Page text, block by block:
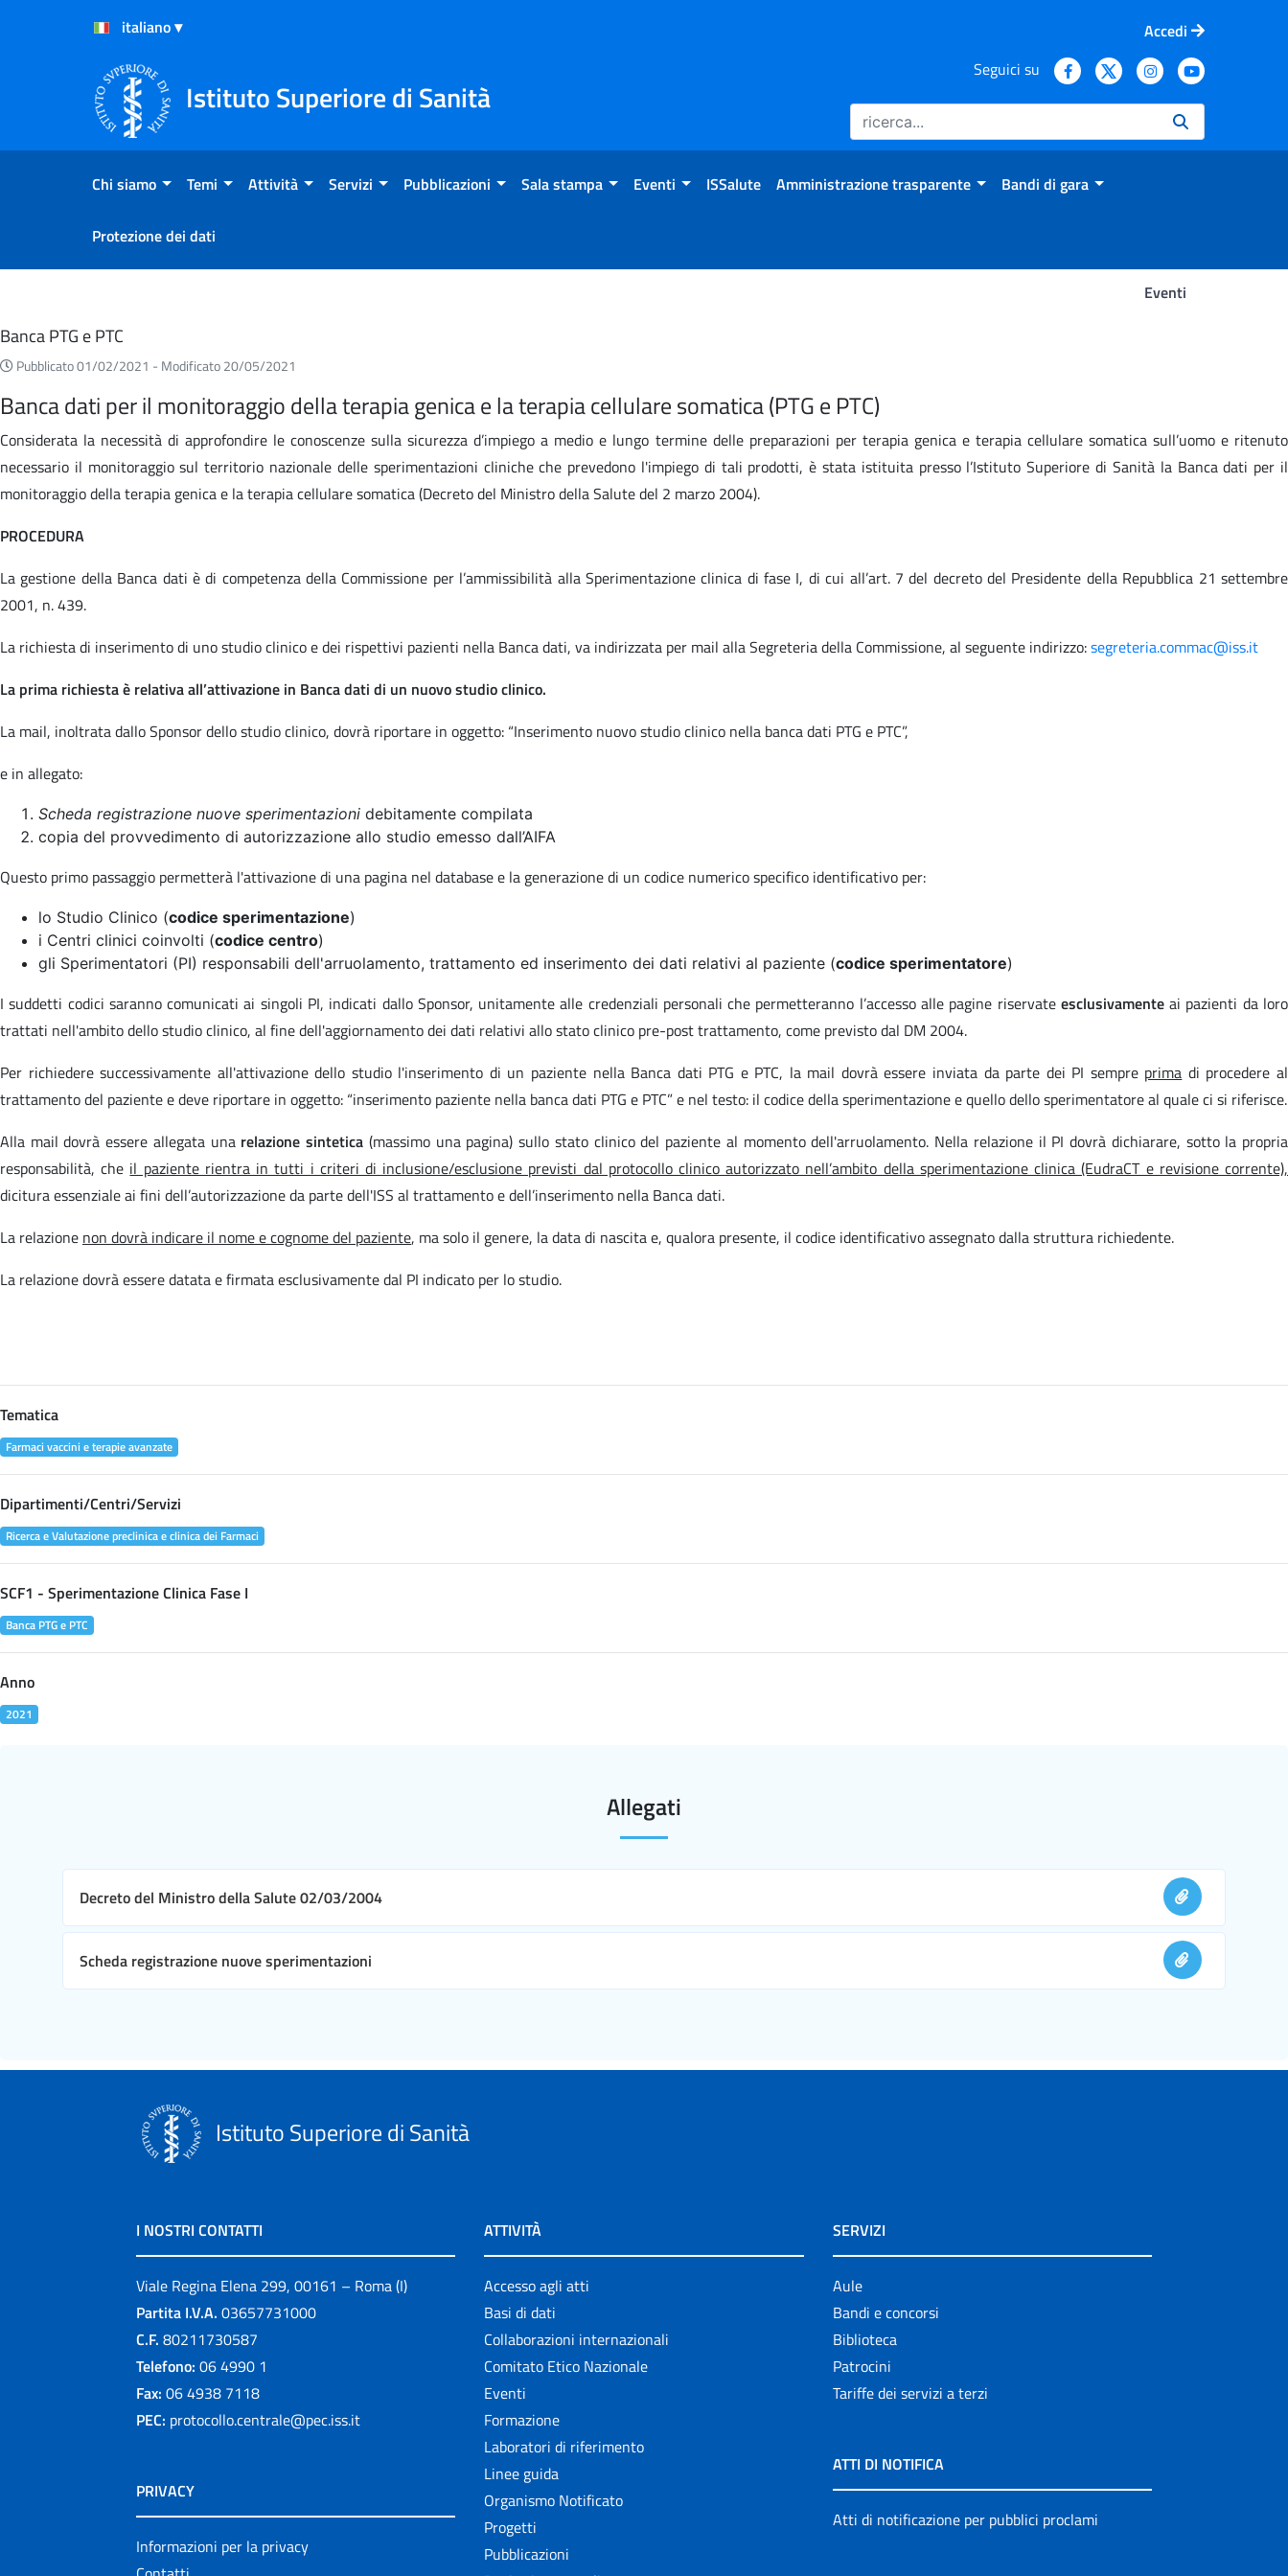
Salta al Contenuto
Salta al Footer
Accedi
Istituto Superiore di Sanità
Seguici su
Chi siamo Temi Attività Servizi Pubblicazioni Sala stampa Eventi ISSalute Amministrazione trasparente Bandi di gara
Protezione dei dati
Eventi
Eventi
Banca PTG e PTC
Pubblicato 01/02/2021 - Modificato 20/05/2021
Banca dati per il monitoraggio della terapia genica e la terapia cellulare somatica (PTG e PTC)
Considerata la necessità di approfondire le conoscenze sulla sicurezza d’impiego a medio e lungo termine delle preparazioni per terapia genica e terapia cellulare somatica sull’uomo e ritenuto
necessario il monitoraggio sul territorio nazionale delle sperimentazioni cliniche che prevedono l'impiego di tali prodotti, è stata istituita presso l’Istituto Superiore di Sanità la Banca dati per il
monitoraggio della terapia genica e la terapia cellulare somatica(Decreto del Ministro della Salute del 2 marzo 2004).
PROCEDURA
La gestione della Banca dati è di competenza della Commissione per l’ammissibilità alla Sperimentazione clinica di fase I, di cui all’art. 7 del decreto del Presidente della Repubblica 21 settembre
2001, n. 439.
La richiesta di inserimento di uno studio clinico e dei rispettivi pazienti nella Banca dati, va indirizzata per mail alla Segreteria della Commissione, al seguente indirizzo:segreteria.commac@iss.it
La prima richiesta è relativa all’attivazione in Banca dati di un nuovo studio clinico.
La mail, inoltrata dallo Sponsor dello studio clinico, dovrà riportare in oggetto: “Inserimento nuovo studio clinico nella banca dati PTG e PTC”,
e in allegato:
Scheda registrazione nuove sperimentazioni debitamente compilata
copia del provvedimento di autorizzazione allo studio emesso dall’AIFA
Questo primo passaggio permetterà l'attivazione di una pagina nel database e la generazione di un codice numerico specifico identificativo per:
lo Studio Clinico (codice sperimentazione)
i Centri clinici coinvolti (codice centro)
gli Sperimentatori (PI) responsabili dell'arruolamento, trattamento ed inserimento dei dati relativi al paziente (codice sperimentatore)
I suddetti codici saranno comunicati ai singoli PI, indicati dallo Sponsor, unitamente alle credenziali personali che permetteranno l’accesso alle pagine riservate esclusivamenteai pazienti da loro
trattati nell'ambito dello studio clinico, al fine dell'aggiornamento dei dati relativi allo stato clinico pre-post trattamento, come previsto dal DM 2004.
Per richiedere successivamente all'attivazione dello studio l'inserimento di un paziente nella Banca dati PTG e PTC, la mail dovrà essere inviata da parte dei PI sempre prima di procedere al
trattamento del paziente e deve riportare in oggetto: “inserimento paziente nella banca dati PTG e PTC” e nel testo: il codice della sperimentazione e quello dello sperimentatore al quale ci si riferisce.
Alla mail dovrà essere allegata una relazione sintetica (massimo una pagina) sullo stato clinico del paziente al momento dell'arruolamento. Nella relazione il PI dovrà dichiarare, sotto la propria
responsabilità, che il paziente rientra in tutti i criteri di inclusione/esclusione previsti dal protocollo clinico autorizzato nell’ambito della sperimentazione clinica (EudraCT e revisione corrente),
dicitura essenziale ai fini dell’autorizzazione da parte dell'ISS al trattamento e dell’inserimento nella Banca dati.
La relazione non dovrà indicare il nome e cognome del paziente, ma solo il genere, la data di nascita e, qualora presente, il codice identificativo assegnato dalla struttura richiedente.
La relazione dovrà essere datata e firmata esclusivamente dal PI indicato per lo studio.
Tematica
Farmaci vaccini e terapie avanzate
Dipartimenti/Centri/Servizi
Ricerca e Valutazione preclinica e clinica dei Farmaci
SCF1 - Sperimentazione Clinica Fase I
Banca PTG e PTC
Anno
2021
Allegati
Decreto del Ministro della Salute 02/03/2004
Scheda registrazione nuove sperimentazioni
Istituto Superiore di Sanità
I NOSTRI CONTATTI
Viale Regina Elena 299, 00161 – Roma (I)
Partita I.V.A. 03657731000
C.F. 80211730587
Telefono: 06 4990 1
Fax: 06 4938 7118
PEC: protocollo.centrale@pec.iss.it
PRIVACY
Informazioni per la privacy
ATTIVITÀ
Accesso agli atti
Basi di dati
Collaborazioni internazionali
Comitato Etico Nazionale
Eventi
Formazione
Laboratori di riferimento
Linee guida
Organismo Notificato
Progetti
Pubblicazioni
SERVIZI
Aule
Bandi e concorsi
Biblioteca
Patrocini
Tariffe dei servizi a terzi
ATTI DI NOTIFICA
Atti di notificazione per pubblici proclami